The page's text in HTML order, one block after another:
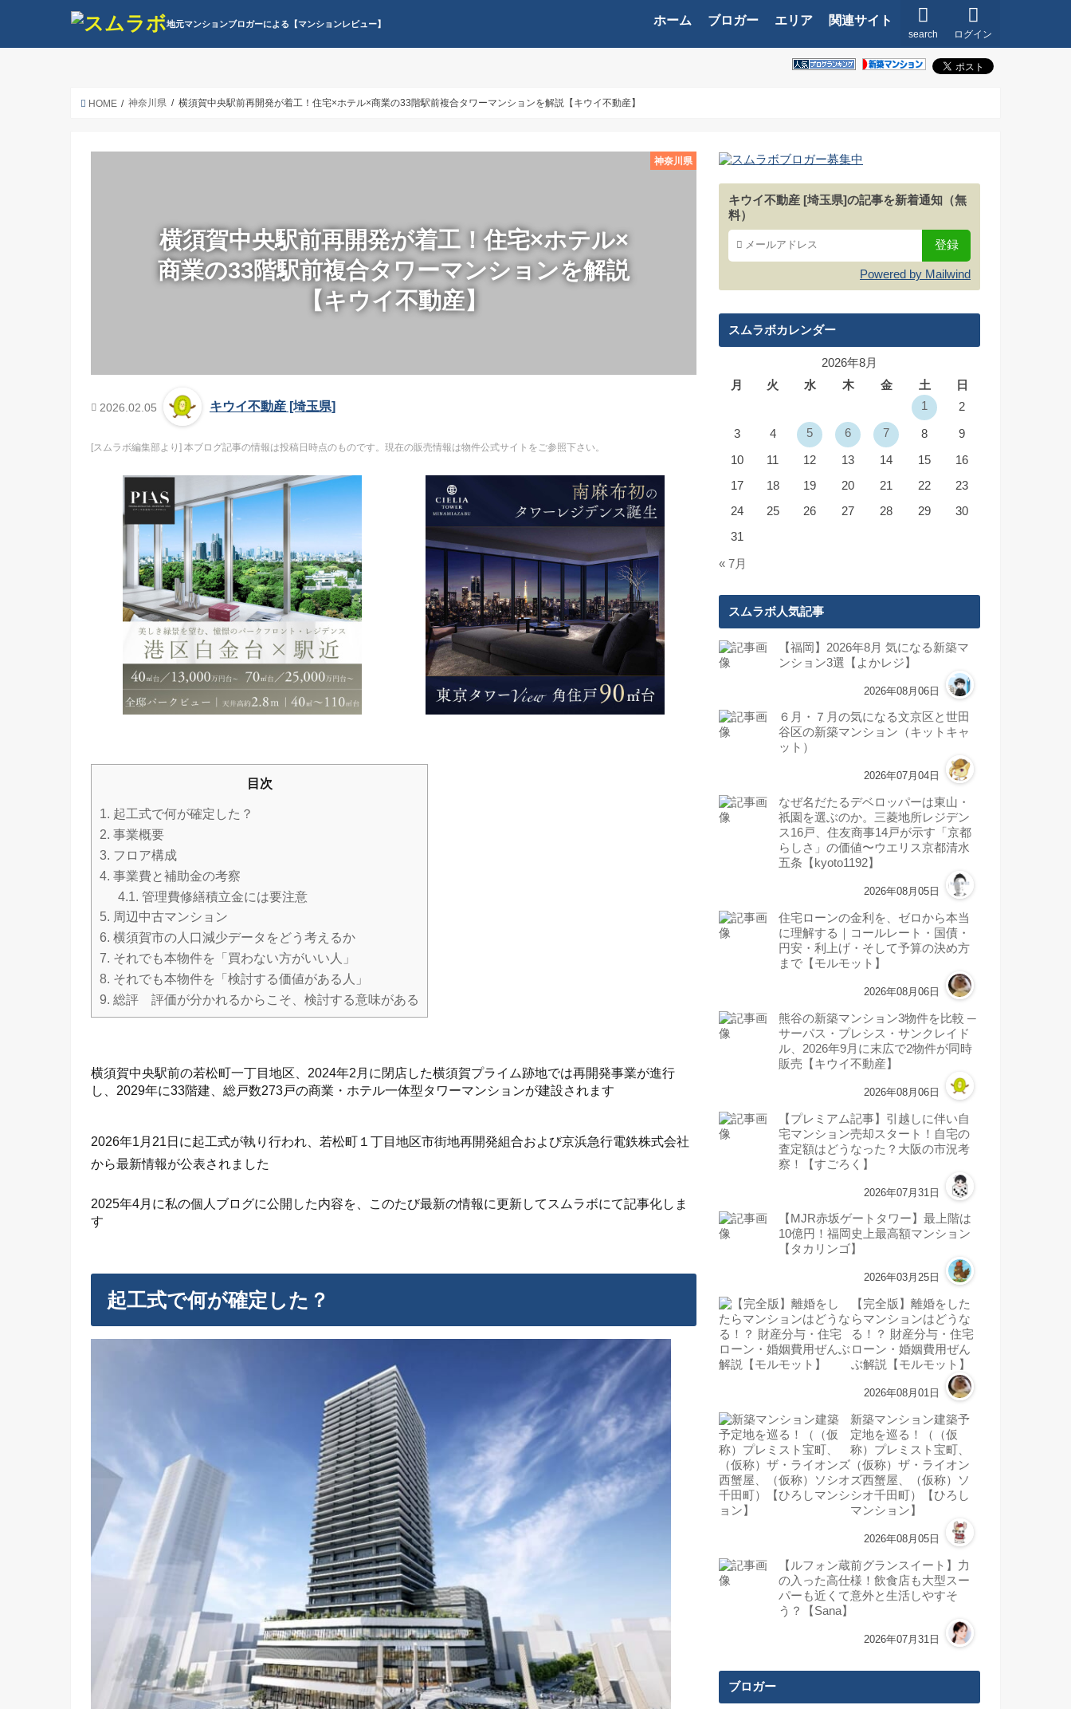
地元マンションブロガーによる【マンションレビュー】
ログイン
search
ホーム ブロガー エリア 関連サイト
HOME 神奈川県 横須賀中央駅前再開発が着工！住宅×ホテル×商業の33階駅前複合タワーマンションを解説【キウイ不動産】
横須賀中央駅前再開発が着工！住宅×ホテル×
商業の33階駅前複合タワーマンションを解説
【キウイ不動産】
神奈川県
2026.02.05 キウイ不動産 [埼玉県]
[スムラボ編集部より] 本ブログ記事の情報は投稿日時点のものです。現在の販売情報は物件公式サイトをご参照下さい。
目次
1. 起工式で何が確定した？
2. 事業概要
3. フロア構成
4. 事業費と補助金の考察
4.1. 管理費修繕積立金には要注意
5. 周辺中古マンション
6. 横須賀市の人口減少データをどう考えるか
7. それでも本物件を「買わない方がいい人」
8. それでも本物件を「検討する価値がある人」
9. 総評 評価が分かれるからこそ、検討する意味がある
横須賀中央駅前の若松町一丁目地区、2024年2月に閉店した横須賀プライム跡地では再開発事業が進行
し、2029年に33階建、総戸数273戸の商業・ホテル一体型タワーマンションが建設されます
2026年1月21日に起工式が執り行われ、若松町１丁目地区市街地再開発組合および京浜急行電鉄株式会社
から最新情報が公表されました
2025年4月に私の個人ブログに公開した内容を、このたび最新の情報に更新してスムラボにて記事化しま
す
起工式で何が確定した？
キウイ不動産 [埼玉県]の記事を新着通知（無
料）
Powered by Mailwind
スムラボカレンダー
2026年8月
月
火 水 木 金 土
日
1
2
3 4 5 6 7 8 9
10 11 12 13 14 15
16
17
18 19 20 21 22
23
24
25 26 27 28 29
30
31
« 7月
スムラボ人気記事
【福岡】2026年8月 気になる新築マ
ンション3選【よかレジ】
2026年08月06日
６月・７月の気になる文京区と世田
谷区の新築マンション（キットキャ
ット）
2026年07月04日
なぜ名だたるデベロッパーは東山・
祇園を選ぶのか。三菱地所レジデン
ス16戸、住友商事14戸が示す「京都
らしさ」の価値〜ウエリス京都清水
五条【kyoto1192】
2026年08月05日
住宅ローンの金利を、ゼロから本当
に理解する｜コールレート・国債・
円安・利上げ・そして予算の決め方
まで【モルモット】
2026年08月06日
熊谷の新築マンション3物件を比較 ─
サーパス・プレシス・サンクレイド
ル、2026年9月に末広で2物件が同時
販売【キウイ不動産】
2026年08月06日
【プレミアム記事】引越しに伴い自
宅マンション売却スタート！自宅の
査定額はどうなった？大阪の市況考
察！【すごろく】
2026年07月31日
【MJR赤坂ゲートタワー】最上階は
10億円！福岡史上最高額マンション
【タカリンゴ】
2026年03月25日
【完全版】離婚をした
らマンションはどうな
る！？ 財産分与・住宅
ローン・婚姻費用ぜん
ぶ解説【モルモット】
2026年08月01日
新築マンション建築予
定地を巡る！（（仮
称）プレミスト宝町、
（仮称）ザ・ライオン
ズ西蟹屋、（仮称）ソ
シオ千田町）【ひろし
マンション】
2026年08月05日
【ルフォン蔵前グランスイート】力
の入った高仕様！飲食店も大型スー
パーも近くて意外と生活しやすそ
う？【Sana】
2026年07月31日
ブロガー